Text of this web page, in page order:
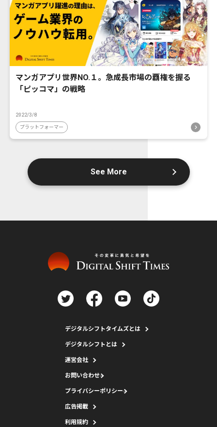
マンガアプリ世界NO.１。急成長市場の覇権を握る
「ピッコマ」の戦略
2022/3/8
プラットフォーマー
See More
デジタルシフトタイムズとは
デジタルシフトとは
運営会社
お問い合わせ
プライバシーポリシー
広告掲載
利用規約